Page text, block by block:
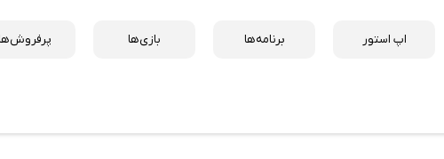
اپ استور برنامه‌ها بازی‌ها